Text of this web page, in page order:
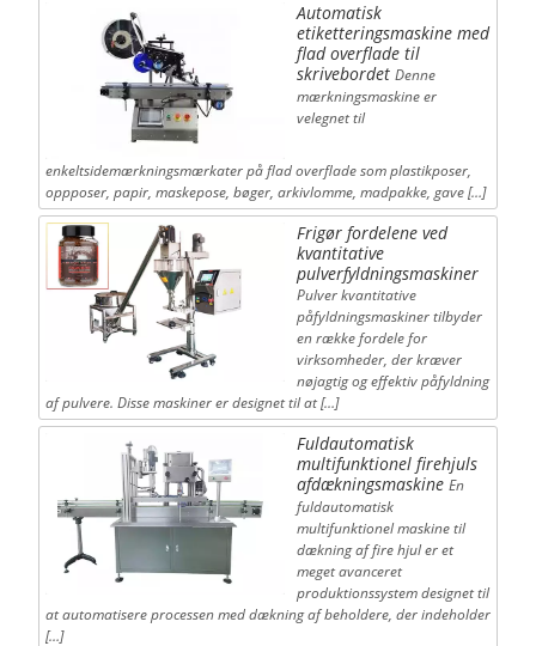
Automatisk
etiketteringsmaskine med
flad overflade til
skrivebordet Denne
mærkningsmaskine er
velegnet til
enkeltsidemærkningsmærkater på flad overflade som plastikposer,
oppposer, papir, maskepose, bøger, arkivlomme, madpakke, gave […]
Frigør fordelene ved
kvantitative
pulverfyldningsmaskiner
Pulver kvantitative
påfyldningsmaskiner tilbyder
en række fordele for
virksomheder, der kræver
nøjagtig og effektiv påfyldning
af pulvere. Disse maskiner er designet til at […]
Fuldautomatisk
multifunktionel firehjuls
afdækningsmaskine En
fuldautomatisk
multifunktionel maskine til
dækning af fire hjul er et
meget avanceret
produktionssystem designet til
at automatisere processen med dækning af beholdere, der indeholder
[…]